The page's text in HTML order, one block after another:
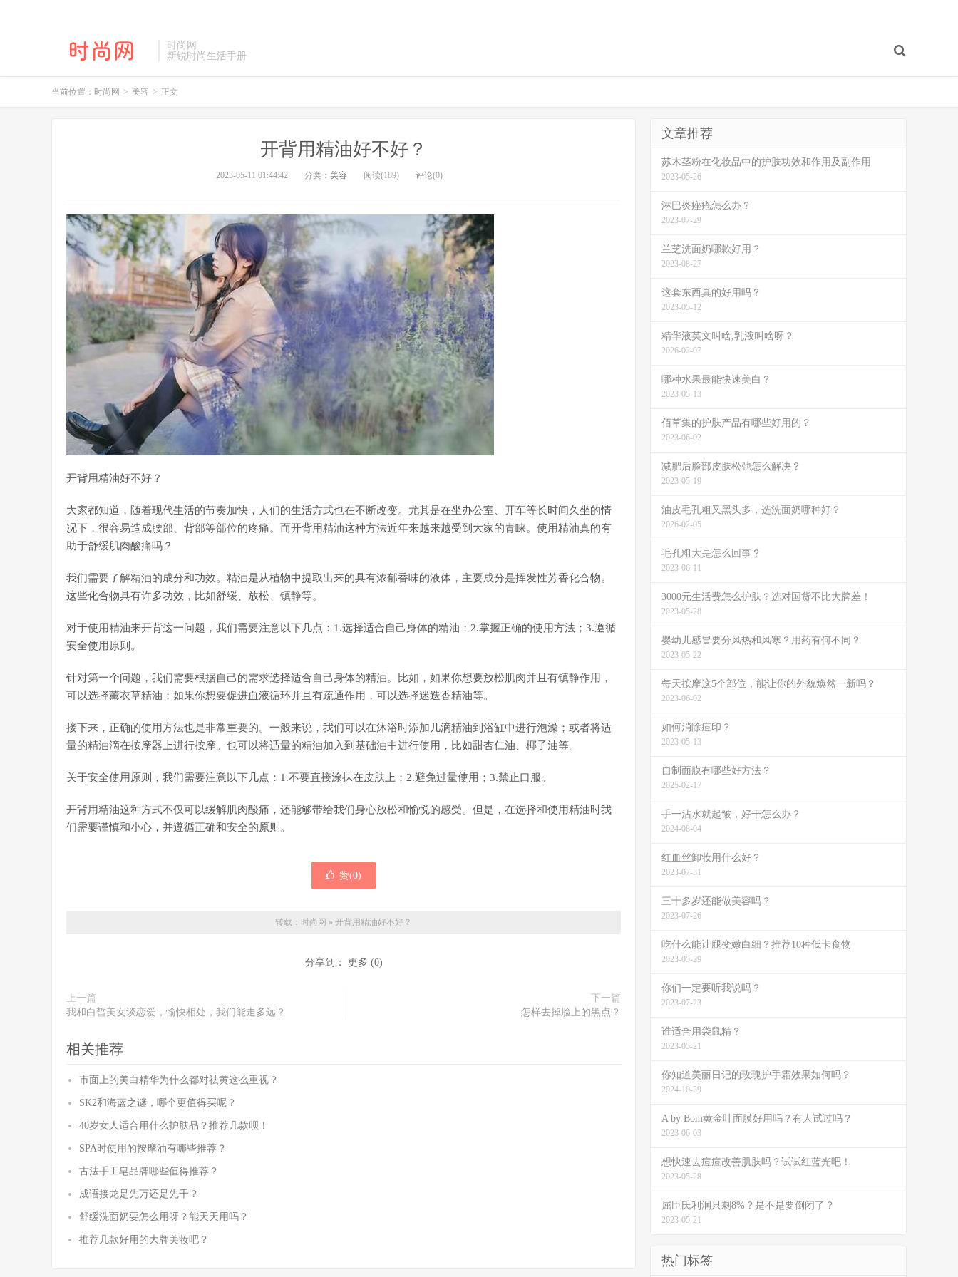
时尚网
新锐时尚生活手册
当前位置： 时尚网 > 美容 > 正文
开背用精油好不好？
2023-05-11 01:44:42 分类： 美容 阅读(189) 评论(0)
开背用精油好不好？
大家都知道，随着现代生活的节奏加快，人们的生活方式也在不断改变。尤其是在坐办公室、开车等长时间久坐的情
况下，很容易造成腰部、背部等部位的疼痛。而开背用精油这种方法近年来越来越受到大家的青睐。使用精油真的有
助于舒缓肌肉酸痛吗？
我们需要了解精油的成分和功效。精油是从植物中提取出来的具有浓郁香味的液体，主要成分是挥发性芳香化合物。
这些化合物具有许多功效，比如舒缓、放松、镇静等。
对于使用精油来开背这一问题，我们需要注意以下几点：1.选择适合自己身体的精油；2.掌握正确的使用方法；3.遵循
安全使用原则。
针对第一个问题，我们需要根据自己的需求选择适合自己身体的精油。比如，如果你想要放松肌肉并且有镇静作用，
可以选择薰衣草精油；如果你想要促进血液循环并且有疏通作用，可以选择迷迭香精油等。
接下来，正确的使用方法也是非常重要的。一般来说，我们可以在沐浴时添加几滴精油到浴缸中进行泡澡；或者将适
量的精油滴在按摩器上进行按摩。也可以将适量的精油加入到基础油中进行使用，比如甜杏仁油、椰子油等。
关于安全使用原则，我们需要注意以下几点：1.不要直接涂抹在皮肤上；2.避免过量使用；3.禁止口服。
开背用精油这种方式不仅可以缓解肌肉酸痛，还能够带给我们身心放松和愉悦的感受。但是，在选择和使用精油时我
们需要谨慎和小心，并遵循正确和安全的原则。
赞(0)
转载： 时尚网 » 开背用精油好不好？
分享到： 更多 (0)
上一篇
我和白皙美女谈恋爱，愉快相处，我们能走多远？
下一篇
怎样去掉脸上的黑点？
相关推荐
市面上的美白精华为什么都对祛黄这么重视？
SK2和海蓝之谜，哪个更值得买呢？
40岁女人适合用什么护肤品？推荐几款呗！
SPA时使用的按摩油有哪些推荐？
古法手工皂品牌哪些值得推荐？
成语接龙是先万还是先千？
舒缓洗面奶要怎么用呀？能天天用吗？
推荐几款好用的大牌美妆吧？
文章推荐
苏木茎粉在化妆品中的护肤功效和作用及副作用
2023-05-26
淋巴炎痤疮怎么办？
2023-07-29
兰芝洗面奶哪款好用？
2023-08-27
这套东西真的好用吗？
2023-05-12
精华液英文叫啥,乳液叫啥呀？
2026-02-07
哪种水果最能快速美白？
2023-05-13
佰草集的护肤产品有哪些好用的？
2023-06-02
减肥后脸部皮肤松弛怎么解决？
2023-05-19
油皮毛孔粗又黑头多，选洗面奶哪种好？
2026-02-05
毛孔粗大是怎么回事？
2023-06-11
3000元生活费怎么护肤？选对国货不比大牌差！
2023-05-28
婴幼儿感冒要分风热和风寒？用药有何不同？
2023-05-22
每天按摩这5个部位，能让你的外貌焕然一新吗？
2023-06-02
如何消除痘印？
2023-05-13
自制面膜有哪些好方法？
2025-02-17
手一沾水就起皱，好干怎么办？
2024-08-04
红血丝卸妆用什么好？
2023-07-31
三十多岁还能做美容吗？
2023-07-26
吃什么能让腿变嫩白细？推荐10种低卡食物
2023-05-29
你们一定要听我说吗？
2023-07-23
谁适合用袋鼠精？
2023-05-21
你知道美丽日记的玫瑰护手霜效果如何吗？
2024-10-29
A by Bom黄金叶面膜好用吗？有人试过吗？
2023-06-03
想快速去痘痘改善肌肤吗？试试红蓝光吧！
2023-05-28
屈臣氏利润只剩8%？是不是要倒闭了？
2023-05-21
热门标签